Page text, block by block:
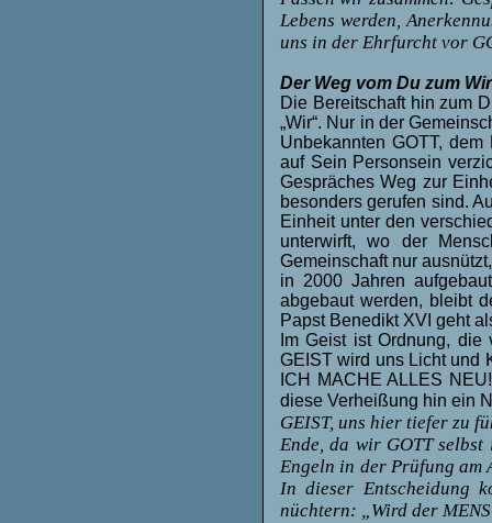
Lebens werden,
uns in der Ehrfurcht vor
Der Weg vom Du zum
Die Bereitschaft hin zum
„Wir“. Nur in der
Unbekannten GOTT,
auf Sein Personsein
Gespräches Weg zur
besonders gerufen sind.
Einheit unter den
unterwirft, wo der
Gemeinschaft nur
in 2000 Jahren
abgebaut werden, bleibt
Papst Benedikt XVI geht
Im Geist ist Ordnung,
GEIST wird uns Licht und
ICH MACHE ALLES
diese Verheißung hin ein
GEIST, uns hier tiefer zu
Ende, da wir GOTT
Engeln in der Prüfung am
In dieser Entscheidung
nüchtern: „Wird der